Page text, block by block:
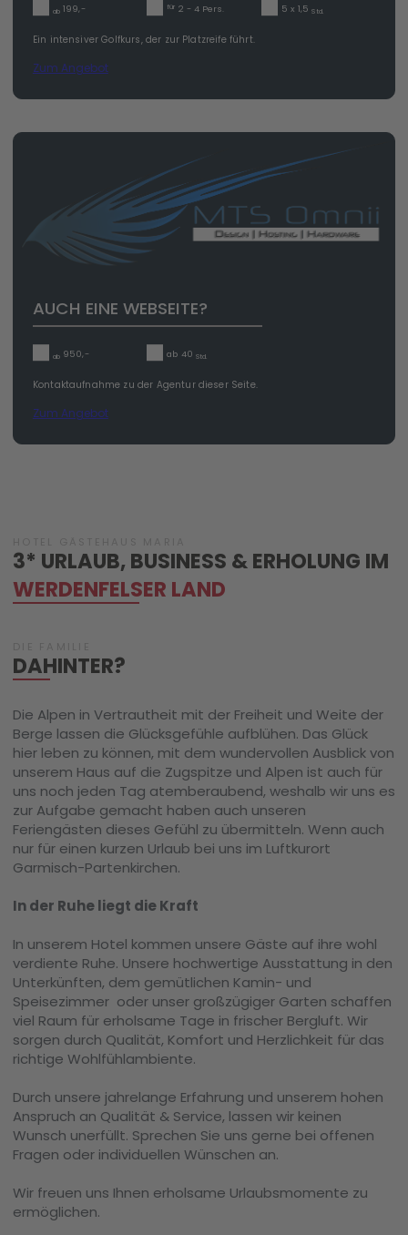
ab 199,- für 2 - 4 Pers. 5 x 1,5Std.
Ein intensiver Golfkurs, der zur Platzreife führt.
Zum Angebot
AUCH EINE WEBSEITE?
ab 950,- ab 40 Std.
Kontaktaufnahme zu der Agentur dieser Seite.
Zum Angebot
3* URLAUB, BUSINESS & ERHOLUNG IM
WERDENFELSER LAND
DAHINTER?
Die Alpen in Vertrautheit mit der Freiheit und Weite der
Berge lassen die Glücksgefühle aufblühen. Das Glück
hier leben zu können, mit dem wundervollen Ausblick von
unserem Haus auf die Zugspitze und Alpen ist auch für
uns noch jeden Tag atemberaubend, weshalb wir uns es
zur Aufgabe gemacht haben auch unseren
Feriengästen dieses Gefühl zu übermitteln. Wenn auch
nur für einen kurzen Urlaub bei uns im Luftkurort
Garmisch-Partenkirchen.
In der Ruhe liegt die Kraft
In unserem Hotel kommen unsere Gäste auf ihre wohl
verdiente Ruhe. Unsere hochwertige Ausstattung in den
Unterkünften, dem gemütlichen Kamin- und
Speisezimmer oder unser großzügiger Garten schaffen
viel Raum für erholsame Tage in frischer Bergluft. Wir
sorgen durch Qualität, Komfort und Herzlichkeit für das
richtige Wohlfühlambiente.
Durch unsere jahrelange Erfahrung und unserem hohen
Anspruch an Qualität & Service, lassen wir keinen
Wunsch unerfüllt. Sprechen Sie uns gerne bei offenen
Fragen oder individuellen Wünschen an.
Wir freuen uns Ihnen erholsame Urlaubsmomente zu
ermöglichen.